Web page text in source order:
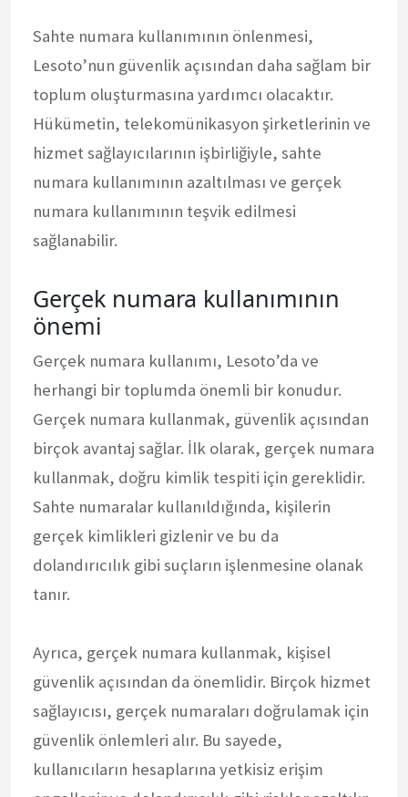
Sahte numara kullanımının önlenmesi,
Lesoto’nun güvenlik açısından daha sağlam bir
toplum oluşturmasına yardımcı olacaktır.
Hükümetin, telekomünikasyon şirketlerinin ve
hizmet sağlayıcılarının işbirliğiyle, sahte
numara kullanımının azaltılması ve gerçek
numara kullanımının teşvik edilmesi
sağlanabilir.
Gerçek numara kullanımının
önemi
Gerçek numara kullanımı, Lesoto’da ve
herhangi bir toplumda önemli bir konudur.
Gerçek numara kullanmak, güvenlik açısından
birçok avantaj sağlar. İlk olarak, gerçek numara
kullanmak, doğru kimlik tespiti için gereklidir.
Sahte numaralar kullanıldığında, kişilerin
gerçek kimlikleri gizlenir ve bu da
dolandırıcılık gibi suçların işlenmesine olanak
tanır.
Ayrıca, gerçek numara kullanmak, kişisel
güvenlik açısından da önemlidir. Birçok hizmet
sağlayıcısı, gerçek numaraları doğrulamak için
güvenlik önlemleri alır. Bu sayede,
kullanıcıların hesaplarına yetkisiz erişim